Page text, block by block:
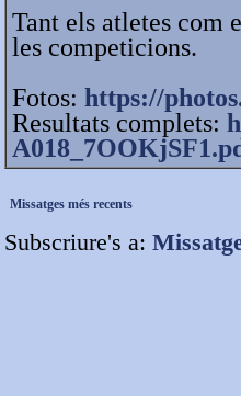
Tant els atletes com
les competicions.
Fotos: https://
Resultats complets:
Missatges més recents
Subscriure's a: